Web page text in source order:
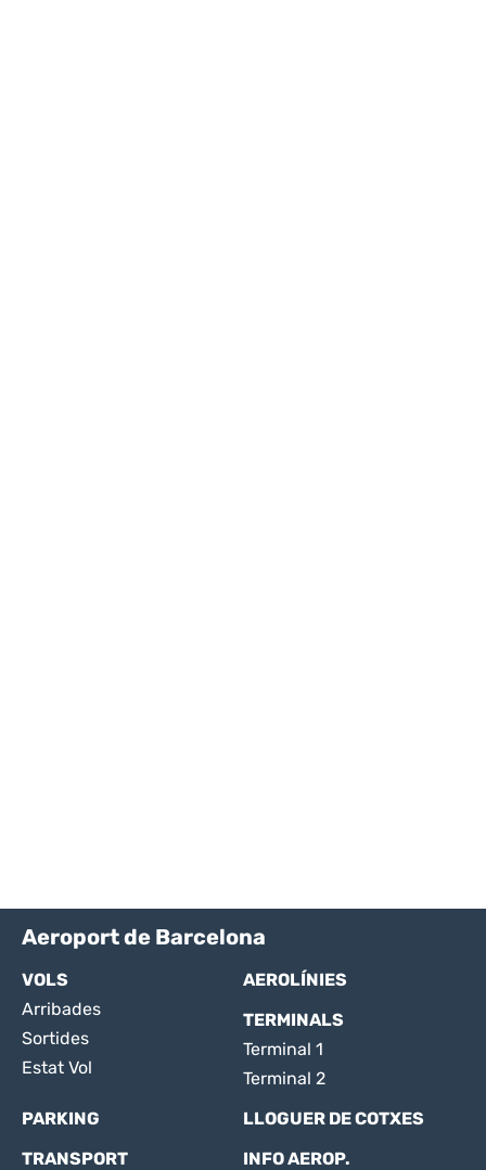
Aeroport de Barcelona
VOLS
Arribades
Sortides
Estat Vol
AEROLÍNIES
TERMINALS
Terminal 1
Terminal 2
PARKING
LLOGUER DE COTXES
TRANSPORT
INFO AEROP.